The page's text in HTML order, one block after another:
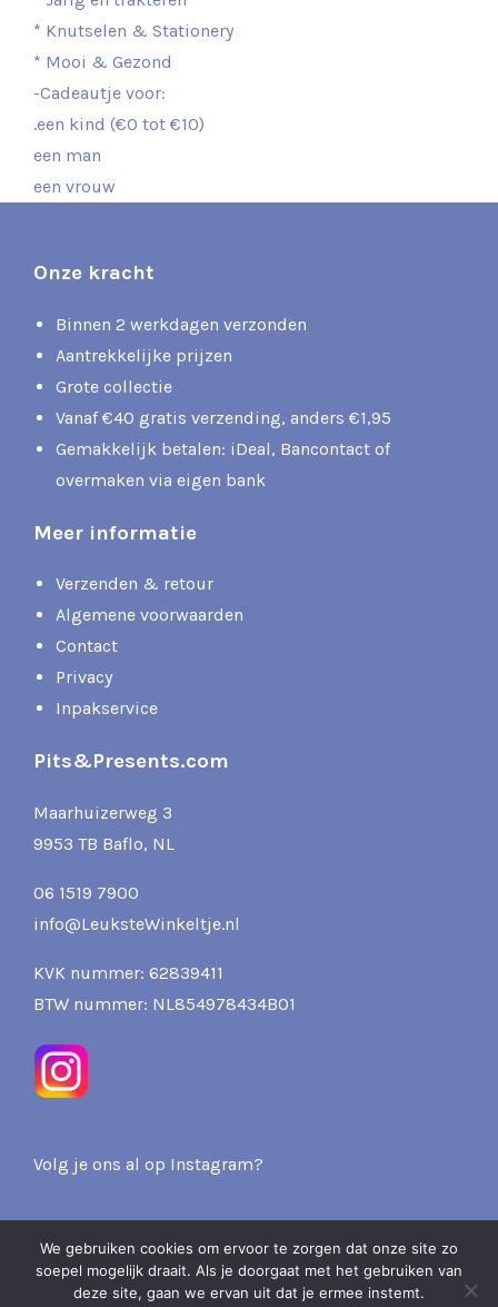
* Knutselen & Stationery
* Mooi & Gezond
-Cadeautje voor:
.een kind (€0 tot €10)
een man
een vrouw
Onze kracht
Binnen 2 werkdagen verzonden
Aantrekkelijke prijzen
Grote collectie
Vanaf €40 gratis verzending, anders €1,95
Gemakkelijk betalen: iDeal, Bancontact of
overmaken via eigen bank
Meer informatie
Verzenden & retour
Algemene voorwaarden
Contact
Privacy
Inpakservice
Pits&Presents.com
Maarhuizerweg 3
9953 TB Baflo, NL
06 1519 7900
info@LeuksteWinkeltje.nl
KVK nummer: 62839411
BTW nummer: NL854978434B01
Volg je ons al op Instagram?
2026 Pits & Presents -
We gebruiken cookies om ervoor te zorgen dat onze site zo
soepel mogelijk draait. Als je doorgaat met het gebruiken van
deze site, gaan we ervan uit dat je ermee instemt.